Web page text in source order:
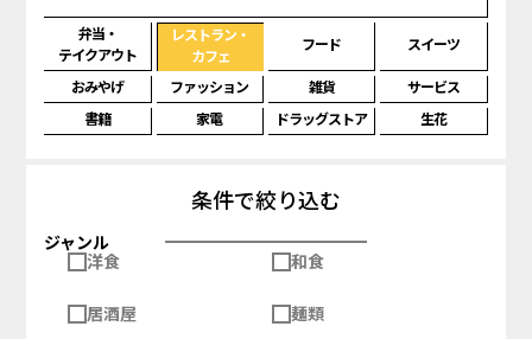
弁当・
テイクアウト
レストラン・
カフェ
フード スイーツ
おみやげ ファッション 雑貨
サービス
書籍
家電 ドラッグストア 生花
条件で絞り込む
ジャンル
洋食
和食
居酒屋 麺類